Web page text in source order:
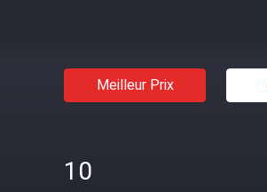
Meilleur Prix
10